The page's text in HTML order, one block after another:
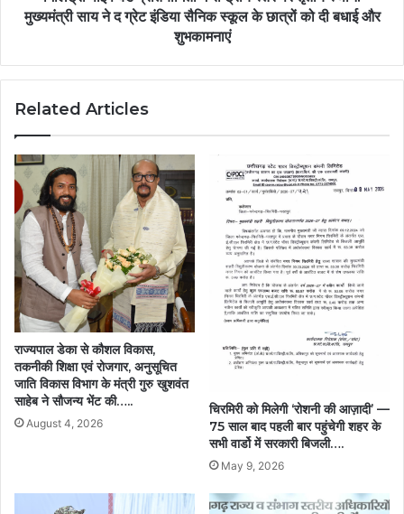
मुख्यमंत्री
द
इंडिया
के
छात्रों
को
दी
बधाई
और
शुभकामनाएं
मुख्यमंत्री साय ने द ग्रेट इंडिया सैनिक स्कूल के छात्रों को दी बधाई और
शुभकामनाएं
Related Articles
राज्यपाल डेका से कौशल विकास,
तकनीकी शिक्षा एवं रोजगार, अनुसूचित
जाति विकास विभाग के मंत्री गुरु खुशवंत
साहेब ने सौजन्य भेंट की…..
August 4, 2026
चिरमिरी को मिलेगी ‘रोशनी की आज़ादी’ —
75 साल बाद पहली बार पहुंचेगी शहर के
सभी वार्डो में सरकारी बिजली….
May 9, 2026